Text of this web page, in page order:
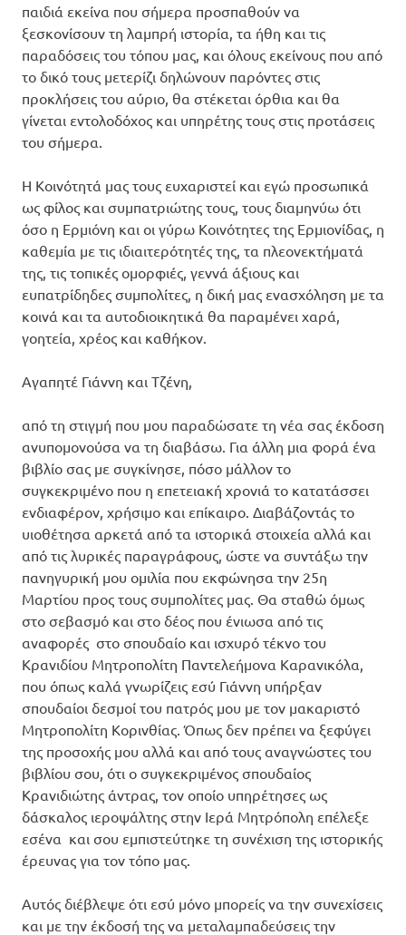
παιδιά εκείνα που σήμερα προσπαθούν να
ξεσκονίσουν τη λαμπρή ιστορία, τα ήθη και τις
παραδόσεις του τόπου μας, και όλους εκείνους που από
το δικό τους μετερίζι δηλώνουν παρόντες στις
προκλήσεις του αύριο, θα στέκεται όρθια και θα
γίνεται εντολοδόχος και υπηρέτης τους στις προτάσεις
του σήμερα.
Η Κοινότητά μας τους ευχαριστεί και εγώ προσωπικά
ως φίλος και συμπατριώτης τους, τους διαμηνύω ότι
όσο η Ερμιόνη και οι γύρω Κοινότητες της Ερμιονίδας, η
καθεμία με τις ιδιαιτερότητές της, τα πλεονεκτήματά
της, τις τοπικές ομορφιές, γεννά άξιους και
ευπατρίδηδες συμπολίτες, η δική μας ενασχόληση με τα
κοινά και τα αυτοδιοικητικά θα παραμένει χαρά,
γοητεία, χρέος και καθήκον.
Αγαπητέ Γιάννη και Τζένη,
από τη στιγμή που μου παραδώσατε τη νέα σας έκδοση
ανυπομονούσα να τη διαβάσω. Για άλλη μια φορά ένα
βιβλίο σας με συγκίνησε, πόσο μάλλον το
συγκεκριμένο που η επετειακή χρονιά το κατατάσσει
ενδιαφέρον, χρήσιμο και επίκαιρο. Διαβάζοντάς το
υιοθέτησα αρκετά από τα ιστορικά στοιχεία αλλά και
από τις λυρικές παραγράφους, ώστε να συντάξω την
πανηγυρική μου ομιλία που εκφώνησα την 25η
Μαρτίου προς τους συμπολίτες μας. Θα σταθώ όμως
στο σεβασμό και στο δέος που ένιωσα από τις
αναφορές στο σπουδαίο και ισχυρό τέκνο του
Κρανιδίου Μητροπολίτη Παντελεήμονα Καρανικόλα,
που όπως καλά γνωρίζεις εσύ Γιάννη υπήρξαν
σπουδαίοι δεσμοί του πατρός μου με τον μακαριστό
Μητροπολίτη Κορινθίας. Όπως δεν πρέπει να ξεφύγει
της προσοχής μου αλλά και από τους αναγνώστες του
βιβλίου σου, ότι ο συγκεκριμένος σπουδαίος
Κρανιδιώτης άντρας, τον οποίο υπηρέτησες ως
δάσκαλος ιεροψάλτης στην Ιερά Μητρόπολη επέλεξε
εσένα και σου εμπιστεύτηκε τη συνέχιση της ιστορικής
έρευνας για τον τόπο μας.
Αυτός διέβλεψε ότι εσύ μόνο μπορείς να την συνεχίσεις
και με την έκδοσή της να μεταλαμπαδεύσεις την